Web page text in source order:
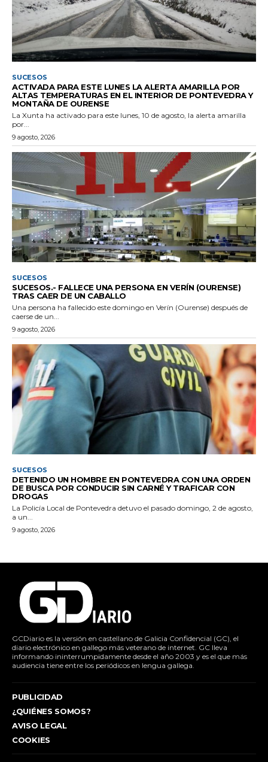
SUCESOS
ACTIVADA PARA ESTE LUNES LA ALERTA AMARILLA POR
ALTAS TEMPERATURAS EN EL INTERIOR DE PONTEVEDRA Y
MONTAÑA DE OURENSE
La Xunta ha activado para este lunes, 10 de agosto, la alerta amarilla
por...
9 agosto, 2026
SUCESOS
SUCESOS.- FALLECE UNA PERSONA EN VERÍN (OURENSE)
TRAS CAER DE UN CABALLO
Una persona ha fallecido este domingo en Verín (Ourense) después de
caerse de un...
9 agosto, 2026
SUCESOS
DETENIDO UN HOMBRE EN PONTEVEDRA CON UNA ORDEN
DE BUSCA POR CONDUCIR SIN CARNÉ Y TRAFICAR CON
DROGAS
La Policía Local de Pontevedra detuvo el pasado domingo, 2 de agosto,
a un...
9 agosto, 2026
GCDiario es la versión en castellano de Galicia Confidencial (GC), el
diario electrónico en gallego más veterano de internet. GC lleva
informando ininterrumpidamente desde el año 2003 y es el que más
audiencia tiene entre los periódicos en lengua gallega.
PUBLICIDAD
¿QUIÉNES SOMOS?
AVISO LEGAL
COOKIES